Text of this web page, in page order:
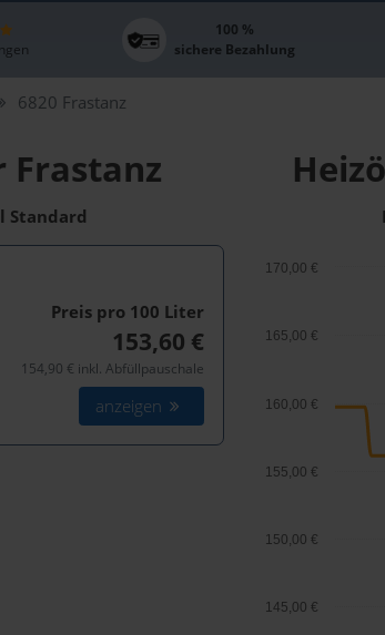
100 %
sichere Bezahlung
6820 Frastanz
Frastanz
Standard
Preis pro 100 Liter
153,60 €
154,90 € inkl. Abfüllpauschale
anzeigen
145,00 €
150,00 €
155,00 €
160,00 €
165,00 €
170,00 €